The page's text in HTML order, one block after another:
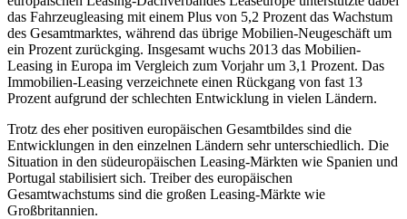
das Fahrzeugleasing mit einem Plus von 5,2 Prozent das Wachstum
des Gesamtmarktes, während das übrige Mobilien-Neugeschäft um
ein Prozent zurückging. Insgesamt wuchs 2013 das Mobilien-
Leasing in Europa im Vergleich zum Vorjahr um 3,1 Prozent. Das
Immobilien-Leasing verzeichnete einen Rückgang von fast 13
Prozent aufgrund der schlechten Entwicklung in vielen Ländern.
Trotz des eher positiven europäischen Gesamtbildes sind die
Entwicklungen in den einzelnen Ländern sehr unterschiedlich. Die
Situation in den südeuropäischen Leasing-Märkten wie Spanien und
Portugal stabilisiert sich. Treiber des europäischen
Gesamtwachstums sind die großen Leasing-Märkte wie
Großbritannien.